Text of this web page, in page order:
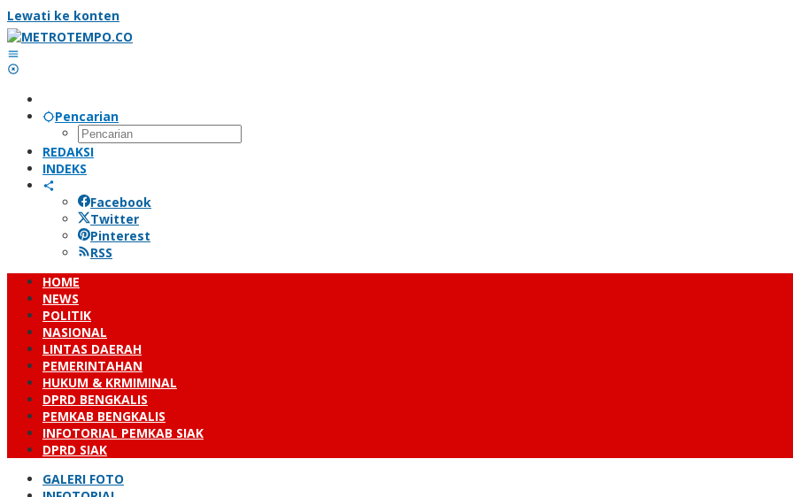
Lewati ke konten
Pencarian
REDAKSI
INDEKS
Facebook
Twitter
Pinterest
RSS
HOME
NEWS
POLITIK
NASIONAL
LINTAS DAERAH
PEMERINTAHAN
HUKUM & KRMIMINAL
DPRD BENGKALIS
PEMKAB BENGKALIS
INFOTORIAL PEMKAB SIAK
DPRD SIAK
GALERI FOTO